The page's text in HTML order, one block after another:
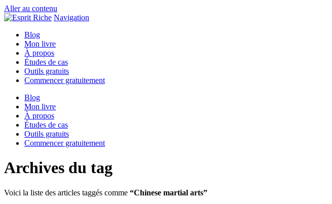
Aller au contenu
Navigation
Blog
Mon livre
À propos
Études de cas
Outils gratuits
Commencer gratuitement
Blog
Mon livre
À propos
Études de cas
Outils gratuits
Commencer gratuitement
Archives du tag
Voici la liste des articles taggés comme “Chinese martial arts”